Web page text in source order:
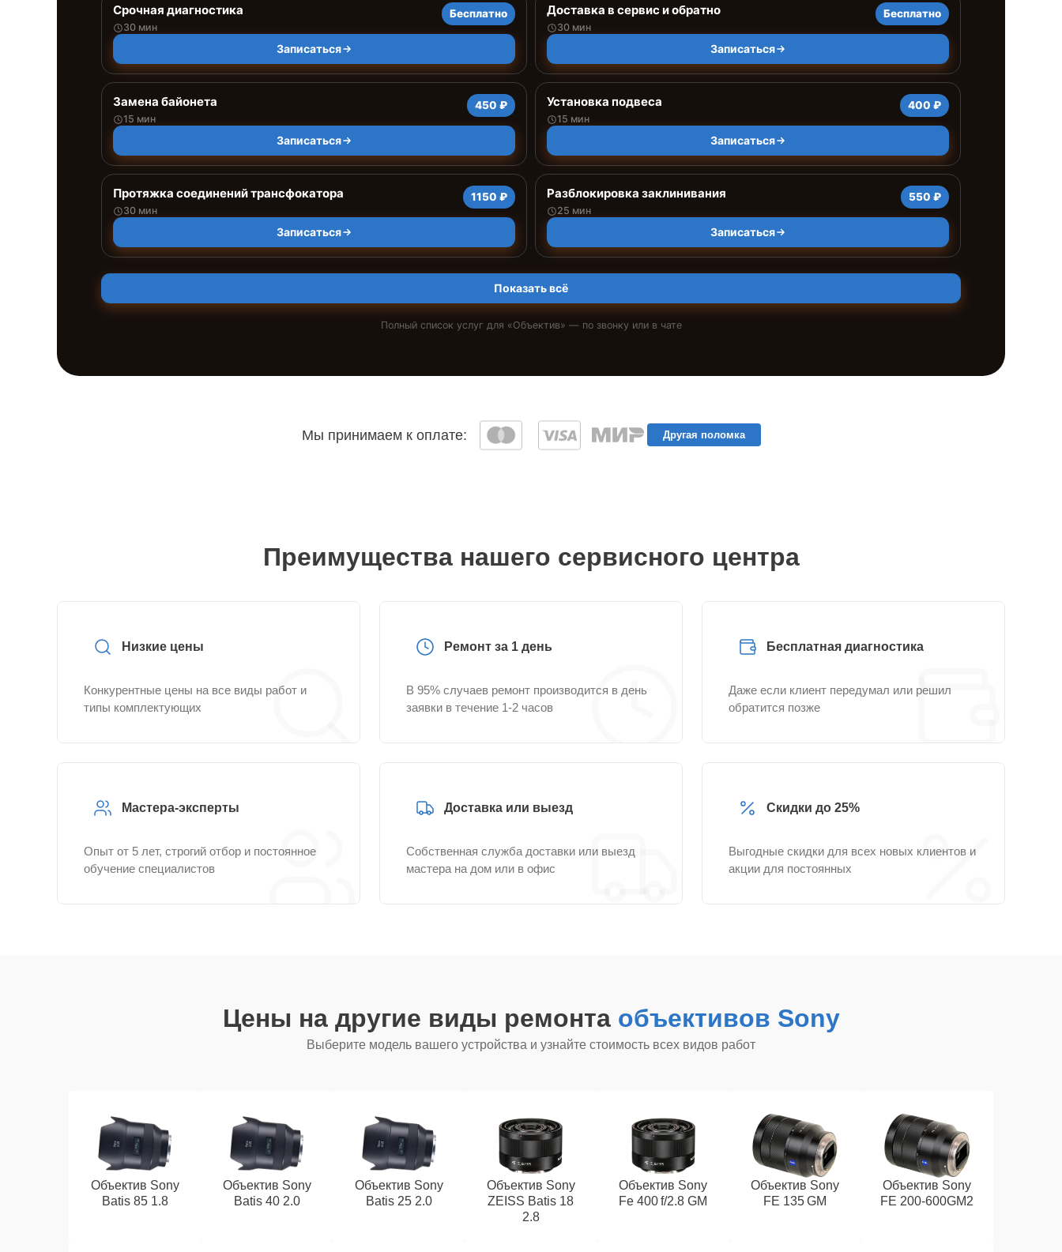
Срочная диагностика
30 мин
Бесплатно
Записаться
Доставка в сервис и обратно
30 мин
Бесплатно
Записаться
Замена байонета
15 мин
450 ₽
Записаться
Установка подвеса
15 мин
400 ₽
Записаться
Протяжка соединений трансфокатора
30 мин
1150 ₽
Записаться
Разблокировка заклинивания
25 мин
550 ₽
Записаться
Показать всё
Полный список услуг для «Объектив» — по звонку или в чате
Мы принимаем к оплате: Другая поломка
Преимущества нашего сервисного центра
Низкие цены
Конкурентные цены на все виды работ и
типы комплектующих
Ремонт за 1 день
В 95% случаев ремонт производится в день
заявки в течение 1-2 часов
Бесплатная диагностика
Даже если клиент передумал или решил
обратится позже
Мастера-эксперты
Опыт от 5 лет, строгий отбор и постоянное
обучение специалистов
Доставка или выезд
Собственная служба доставки или выезд
мастера на дом или в офис
Скидки до 25%
Выгодные скидки для всех новых клиентов и
акции для постоянных
Цены на другие виды ремонта объективов Sony
Выберите модель вашего устройства и узнайте стоимость всех видов работ
Объектив Sony
Batis 85 1.8
Объектив Sony
Batis 40 2.0
Объектив Sony
Batis 25 2.0
Объектив Sony
ZEISS Batis 18
2.8
Объектив Sony
Fe 400 f/2.8 GM
Объектив Sony
FE 135 GM
Объектив Sony
FE 200‑600GM2